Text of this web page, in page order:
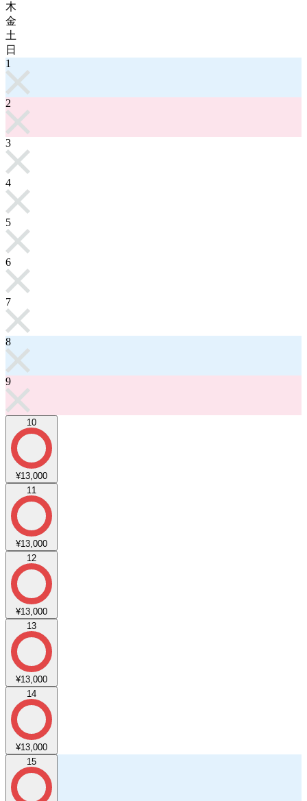
木
金
土
日
1
2
3
4
5
6
7
8
9
10
¥13,000
11
¥13,000
12
¥13,000
13
¥13,000
14
¥13,000
15